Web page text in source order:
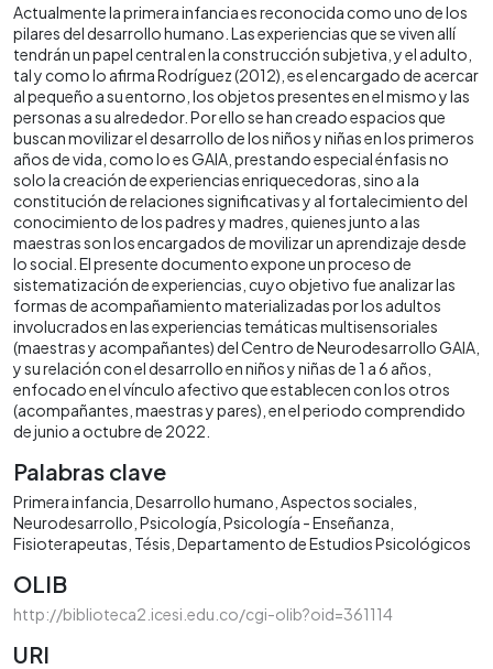
Actualmente la primera infancia es reconocida como uno de los
pilares del desarrollo humano. Las experiencias que se viven allí
tendrán un papel central en la construcción subjetiva, y el adulto,
tal y como lo afirma Rodríguez (2012), es el encargado de acercar
al pequeño a su entorno, los objetos presentes en el mismo y las
personas a su alrededor. Por ello se han creado espacios que
buscan movilizar el desarrollo de los niños y niñas en los primeros
años de vida, como lo es GAIA, prestando especial énfasis no
solo la creación de experiencias enriquecedoras, sino a la
constitución de relaciones significativas y al fortalecimiento del
conocimiento de los padres y madres, quienes junto a las
maestras son los encargados de movilizar un aprendizaje desde
lo social. El presente documento expone un proceso de
sistematización de experiencias, cuyo objetivo fue analizar las
formas de acompañamiento materializadas por los adultos
involucrados en las experiencias temáticas multisensoriales
(maestras y acompañantes) del Centro de Neurodesarrollo GAIA,
y su relación con el desarrollo en niños y niñas de 1 a 6 años,
enfocado en el vínculo afectivo que establecen con los otros
(acompañantes, maestras y pares), en el periodo comprendido
de junio a octubre de 2022.
Palabras clave
Primera infancia Desarrollo humano Aspectos sociales
Neurodesarrollo Psicología Psicología - Enseñanza
Fisioterapeutas Tésis Departamento de Estudios Psicológicos
OLIB
http://biblioteca2.icesi.edu.co/cgi-olib?oid=361114
URI